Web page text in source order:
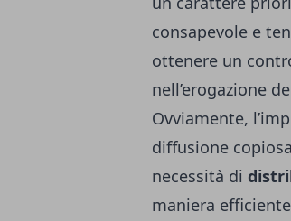
consapevole e
ottenere un
nell’erogazione
Ovviamente,
diffusione
necessità di
maniera